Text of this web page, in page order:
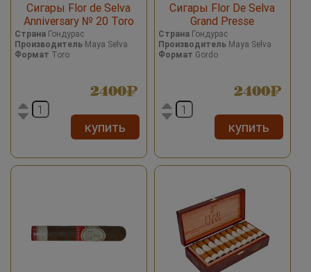
Сигары Flor de Selva
Anniversary № 20 Toro
Страна Гондурас
Производитель Maya Selva
Формат Toro
2400
купить
Сигары Flor De Selva
Grand Presse
СтранаГондурас
ПроизводительMaya Selva
Формат Gordo
2400
купить